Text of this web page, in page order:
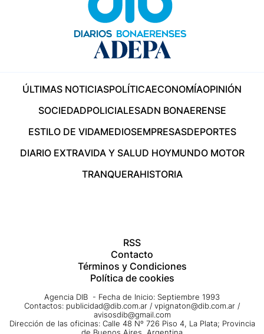
ÚLTIMAS NOTICIASPOLÍTICAECONOMÍAOPINIÓN
SOCIEDADPOLICIALESADN BONAERENSE
ESTILO DE VIDAMEDIOSEMPRESASDEPORTES
DIARIO EXTRAVIDA Y SALUD HOYMUNDO MOTOR
TRANQUERAHISTORIA
RSS
Contacto
Términos y Condiciones
Política de cookies
Agencia DIB - Fecha de Inicio: Septiembre 1993
Contactos: publicidad@dib.com.ar / vpignaton@dib.com.ar /
avisosdib@gmail.com
Dirección de las oficinas: Calle 48 Nº 726 Piso 4, La Plata; Provincia